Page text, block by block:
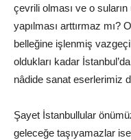
çevrili olması ve o
yapılması arttırmaz mı?
belleğine işlenmiş
oldukları kadar
nâdide sanat eserlerimiz
Şayet İstanbullular
geleceğe taşıyamazlar